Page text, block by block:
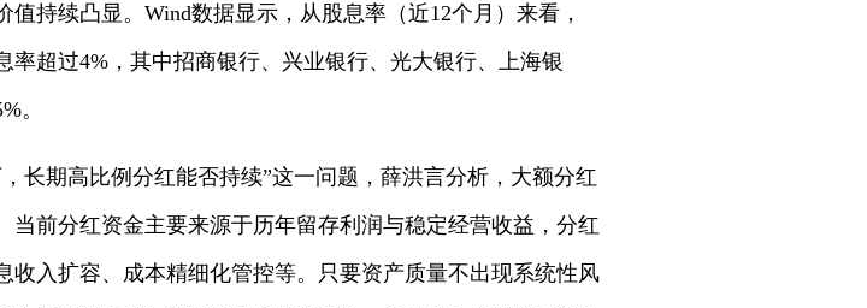
持续凸显。Wind数据显示，从股息率（近12个月）来看，
率超过4%，其中招商银行、兴业银行、光大银行、上海银
。
长期高比例分红能否持续”这一问题，薛洪言分析，大额分红
前分红资金主要来源于历年留存利润与稳定经营收益，分红
入扩容、成本精细化管控等。只要资产质量不出现系统性风